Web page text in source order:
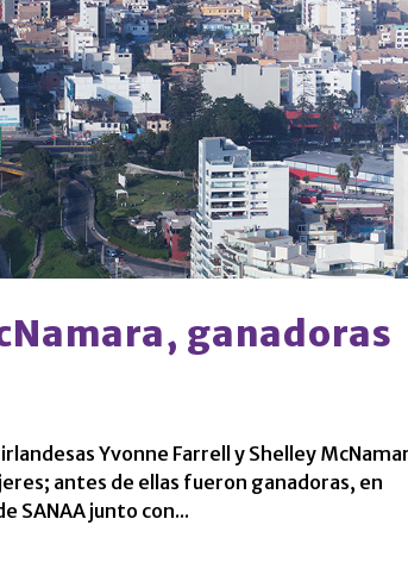
ganadoras
Yvonne Farrell y Shelley
antes de ellas fueron ganadoras, en
SANAA junto con...